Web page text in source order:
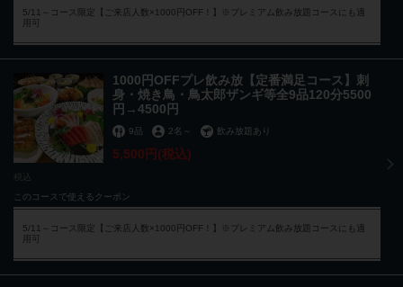
5/11～コース限定【ご来店人数×1000円OFF！】※プレミアム飲み放題コースにも適
用可
1000円OFFプレ飲み放【定番満足コース】刺
身・焼き鳥・鳥太郎ザンギ等全9品120分5500
円→4500円
9品 2名 ～ 飲み放題あり
5,500円 (税込)
税込
このコースで使えるクーポン
5/11～コース限定【ご来店人数×1000円OFF！】※プレミアム飲み放題コースにも適
用可